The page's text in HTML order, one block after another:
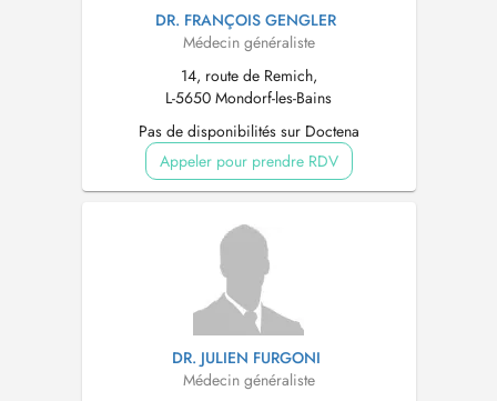
DR. FRANÇOIS GENGLER
Médecin généraliste
14, route de Remich,
L-5650 Mondorf-les-Bains
Pas de disponibilités sur Doctena
Appeler pour prendre RDV
DR. JULIEN FURGONI
Médecin généraliste